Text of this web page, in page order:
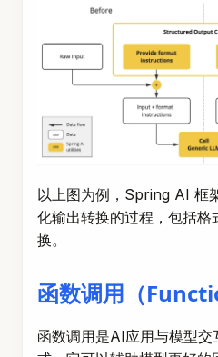
以上图为例，Spring AI 框
化输出转换的过程，包括格
换。
函数调用（
函数调用是AI应用与模型